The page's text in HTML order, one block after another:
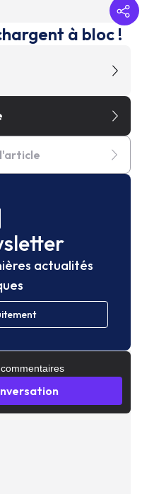
à bloc !
actualités